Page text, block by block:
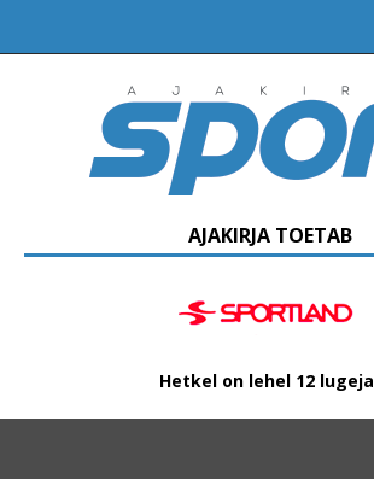
AJAKIRJA TOETAB
Hetkel on lehel 12